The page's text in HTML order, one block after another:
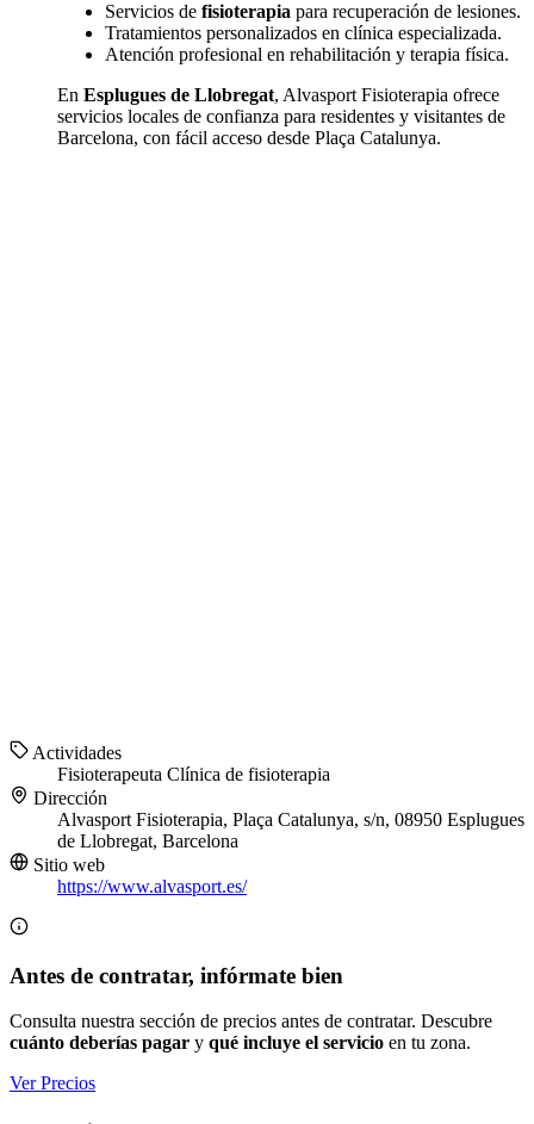
Servicios de fisioterapia para recuperación de lesiones.
Tratamientos personalizados en clínica especializada.
Atención profesional en rehabilitación y terapia física.
En Esplugues de Llobregat, Alvasport Fisioterapia ofrece
servicios locales de confianza para residentes y visitantes de
Barcelona, con fácil acceso desde Plaça Catalunya.
Actividades
Fisioterapeuta Clínica de fisioterapia
Dirección
Alvasport Fisioterapia, Plaça Catalunya, s/n, 08950 Esplugues
de Llobregat, Barcelona
Sitio web
https://www.alvasport.es/
Antes de contratar, infórmate bien
Consulta nuestra sección de precios antes de contratar. Descubre
cuánto deberías pagar y qué incluye el servicio en tu zona.
Ver Precios